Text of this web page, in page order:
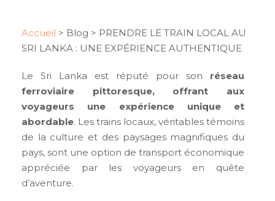
Accueil > Blog > PRENDRE LE TRAIN LOCAL AU
SRI LANKA : UNE EXPÉRIENCE AUTHENTIQUE
Le Sri Lanka est réputé pour son réseau
ferroviaire pittoresque, offrant aux
voyageurs une expérience unique et
abordable. Les trains locaux, véritables témoins
de la culture et des paysages magnifiques du
pays, sont une option de transport économique
appréciée par les voyageurs en quête
d’aventure.